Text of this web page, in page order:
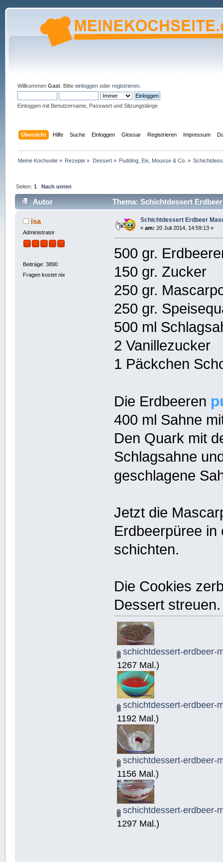
Willkommen Gast. Bitte einloggenoder registrieren.
Einloggen mit Benutzername, Passwort und Sitzungslänge
Übersicht Hilfe Suche Einloggen Glossar Registrieren Impressum
Meine Kochseite » Rezepte » Dessert» Pudding, Eis, Mousse & Co. »
Seiten:1 Nach unten
Autor Thema: Schichtdessert
isa
Administrator
Beiträge: 3890
Fragen kostet nix
Schichtdessert Erdbeer
« am: 20 Juli 2014, 14:59:13 »
500 gr.
150 gr. Zucker
250 gr.
250 gr.
500 ml
2 Vanillezucker
1 Päckchen
Die Erdbeeren
400 ml Sahne
Den Quark mit
Schlagsahne
geschlagene
Jetzt die
Erdbeerpüree
schichten.
Die Cookies
Dessert streuen.
schichtdessert-erdbeer-
1267 Mal.)
schichtdessert-erdbeer-
1192 Mal.)
schichtdessert-erdbeer-
1156 Mal.)
schichtdessert-erdbeer-
1297 Mal.)